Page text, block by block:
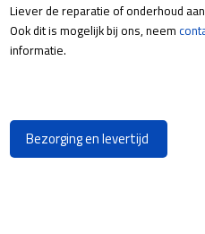
Liever de reparatie of onderhoud
Ook dit is mogelijk bij ons, neem
informatie.
Bezorging en levertijd